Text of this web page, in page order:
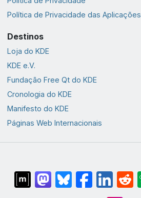
Política de Privacidade das Aplicações
Destinos
Loja do KDE
KDE e.V.
Fundação Free Qt do KDE
Cronologia do KDE
Manifesto do KDE
Páginas Web Internacionais